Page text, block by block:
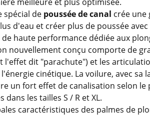
spécial de poussée de canal crée une
d'eau et créer plus de poussée
haute performance dédiée aux
nouvellement conçu comporte de
l'effet dit "parachute") et les
cinétique. La voilure, avec sa
un fort effet de canalisation selon
dans les tailles S / R et XL.
caractéristiques des palmes de